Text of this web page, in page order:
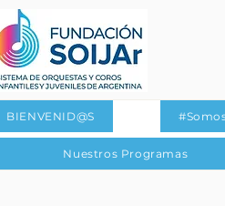
BIENVENID@S
Nuestros Programas